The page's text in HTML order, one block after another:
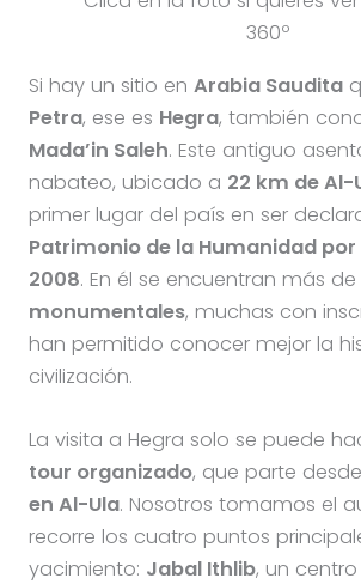
360º
Si hay un sitio en Arabia Saudita
Petra, ese es Hegra, también
Mada’in Saleh. Este antiguo
nabateo, ubicado a 22 km de Al-
primer lugar del país en ser
Patrimonio de la Humanidad por
2008. En él se encuentran más de
monumentales, muchas con
han permitido conocer mejor la
civilización.
La visita a Hegra solo se puede
tour organizado, que parte desde
en Al-Ula. Nosotros tomamos el
recorre los cuatro puntos
yacimiento: Jabal Ithlib, un